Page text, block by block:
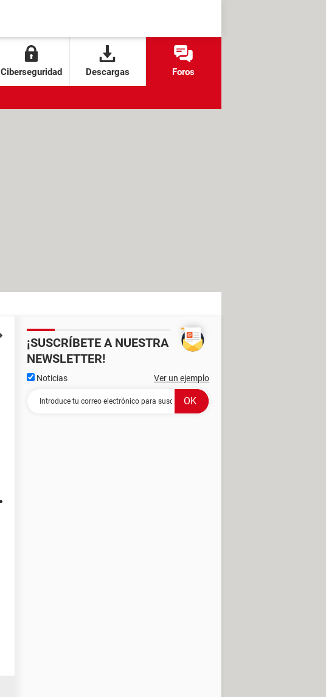
Ciberseguridad Descargas Foros
¡SUSCRÍBETE A NUESTRA
NEWSLETTER!
Noticias Ver un ejemplo